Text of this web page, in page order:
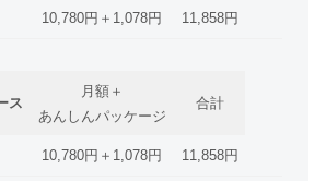
10,780円＋1,078円 11,858円
ス
月額＋
あんしんパッケージ
合計
10,780円＋1,078円 11,858円